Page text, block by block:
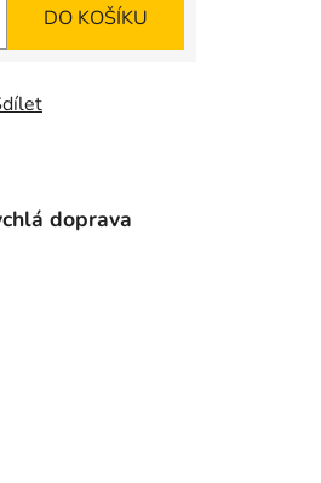
DO KOŠÍKU
doprava